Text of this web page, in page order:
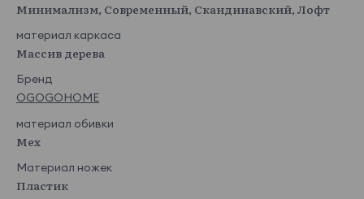
Минимализм, Современный, Скандинавский, Лофт
материал каркаса
Массив дерева
Бренд
OGOGOHOME
материал обивки
Мех
Материал ножек
Пластик